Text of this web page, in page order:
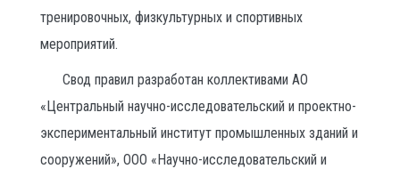
тренировочных, физкультурных и спортивных
мероприятий.
Свод правил разработан коллективами АО
«Центральный научно-исследовательский и проектно-
экспериментальный институт промышленных зданий и
сооружений», ООО «Научно-исследовательский и